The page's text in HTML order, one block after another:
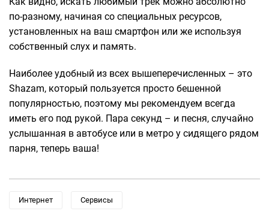
по-разному, начиная со специальных ресурсов,
установленных на ваш смартфон или же используя
собственный слух и память.
Наиболее удобный из всех вышеперечисленных – это
Shazam, который пользуется просто бешенной
популярностью, поэтому мы рекомендуем всегда
иметь его под рукой. Пара секунд – и песня, случайно
услышанная в автобусе или в метро у сидящего рядом
парня, теперь ваша!
Интернет Сервисы